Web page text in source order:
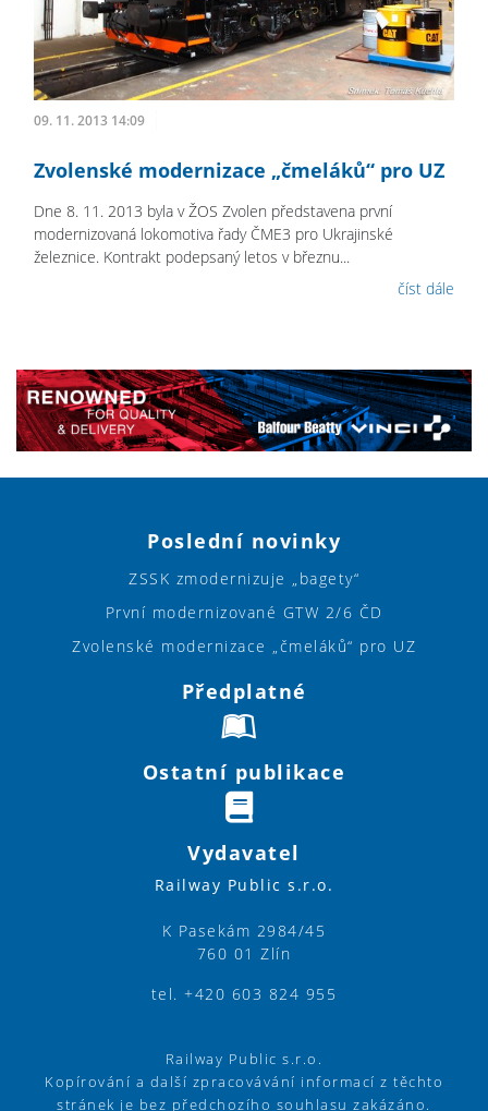
09. 11. 2013 14:09
Zvolenské modernizace „čmeláků“ pro UZ
Dne 8. 11. 2013 byla v ŽOS Zvolen představena první
modernizovaná lokomotiva řady ČME3 pro Ukrajinské
železnice. Kontrakt podepsaný letos v březnu...
číst dále
Poslední novinky
ZSSK zmodernizuje „bagety“
První modernizované GTW 2/6 ČD
Zvolenské modernizace „čmeláků“ pro UZ
Předplatné
Ostatní publikace
Vydavatel
Railway Public s.r.o.
K Pasekám 2984/45
760 01 Zlín
tel. +420 603 824 955
Railway Public s.r.o.
Kopírování a další zpracovávání informací z těchto
stránek je bez předchozího souhlasu zakázáno.